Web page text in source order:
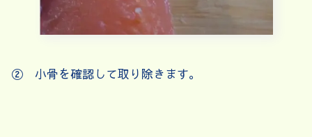
② 小骨を確認して取り除きます。